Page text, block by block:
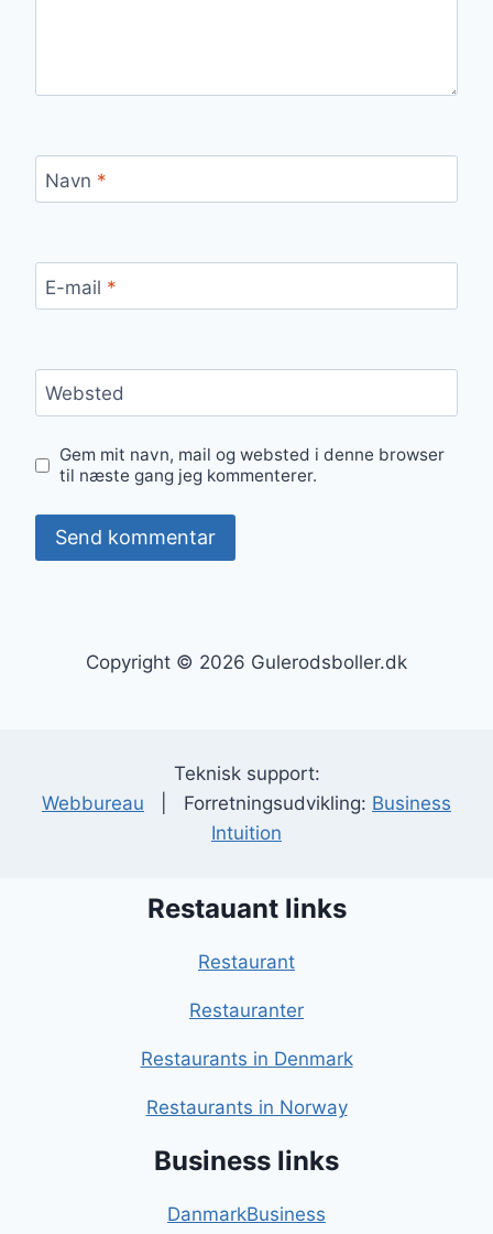
Navn *
E-mail *
Websted
Gem mit navn, mail og websted i denne browser
til næste gang jeg kommenterer.
Copyright © 2026 Gulerodsboller.dk
Teknisk support:
Webbureau | Forretningsudvikling: Business
Intuition
Restauant links
Restaurant
Restauranter
Restaurants in Denmark
Restaurants in Norway
Business links
DanmarkBusiness